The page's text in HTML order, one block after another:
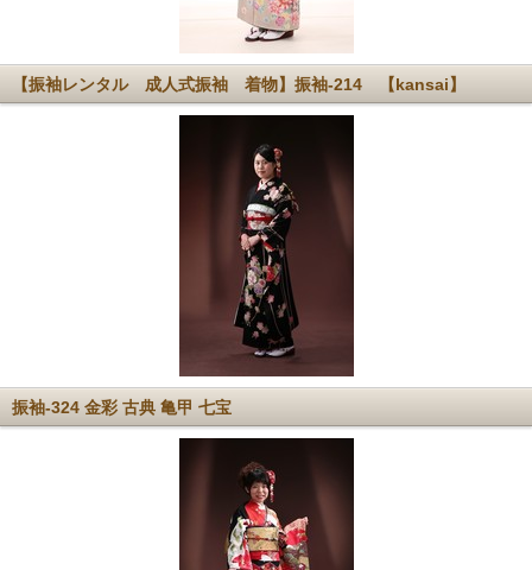
【振袖レンタル 成人式振袖 着物】振袖-214 【kansai】
振袖-324 金彩 古典 亀甲 七宝